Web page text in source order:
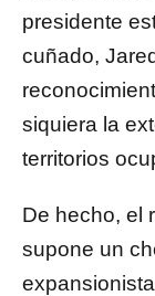
presidente
cuñado,
siquiera la
territorios
De hecho, el
supone un